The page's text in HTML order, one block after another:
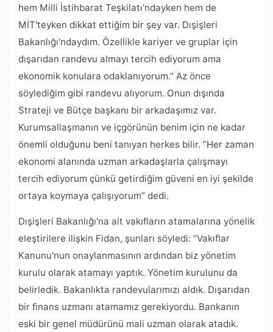
hem Milli İstihbarat Teşkilatı'ndayken hem de
MİT'teyken dikkat ettiğim bir şey var. Dışişleri
Bakanlığı'ndaydım. Özellikle kariyer ve gruplar için
dışarıdan randevu almayı tercih ediyorum ama
ekonomik konulara odaklanıyorum.” Az önce
söylediğim gibi randevu alıyorum. Onun dışında
Strateji ve Bütçe başkanı bir arkadaşımız var.
Kurumsallaşmanın ve içgörünün benim için ne kadar
önemli olduğunu beni tanıyan herkes bilir. “Her zaman
ekonomi alanında uzman arkadaşlarla çalışmayı
tercih ediyorum çünkü getirdiğim güveni en iyi şekilde
ortaya koymaya çalışıyorum” dedi.
Dışişleri Bakanlığı'na ait vakıfların atamalarına yönelik
eleştirilere ilişkin Fidan, şunları söyledi: “Vakıflar
Kanunu'nun onaylanmasının ardından biz yönetim
kurulu olarak atamayı yaptık. Yönetim kurulunu da
belirledik. Bakanlıkta randevularımızı aldık. Dışarıdan
bir finans uzmanı atamamız gerekiyordu. Bankanın
eski bir genel müdürünü mali uzman olarak atadık.